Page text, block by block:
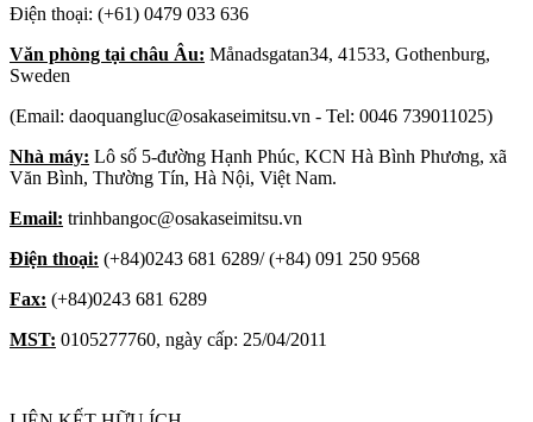
Điện thoại: (+61) 0479 033 636
Văn phòng tại châu Âu: Månadsgatan34, 41533, Gothenburg,
Sweden
(Email: daoquangluc@osakaseimitsu.vn - Tel: 0046 739011025)
Nhà máy: Lô số 5-đường Hạnh Phúc, KCN Hà Bình Phương, xã
Văn Bình, Thường Tín, Hà Nội, Việt Nam.
Email: trinhbangoc@osakaseimitsu.vn
Điện thoại: (+84)0243 681 6289/ (+84) 091 250 9568
Fax: (+84)0243 681 6289
MST: 0105277760, ngày cấp: 25/04/2011